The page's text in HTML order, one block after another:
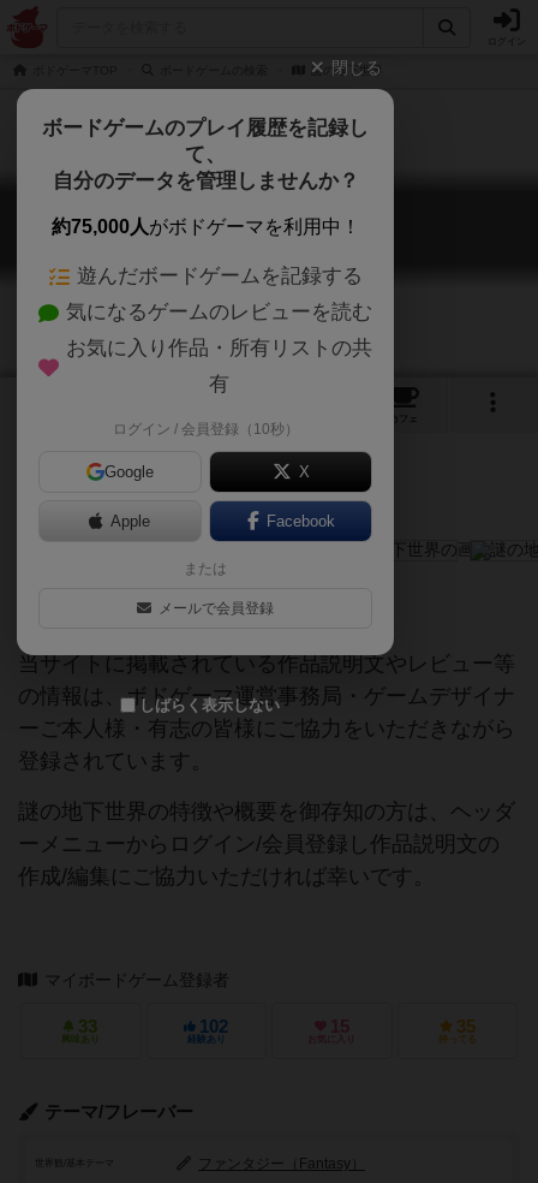
謎の地下世界
謎の地下世界
Tajemnicze podziemia
カフェ
ご協力ください
当サイトに掲載されている作品説明文やレビュー等
の情報は、ボドゲーマ運営事務局・ゲームデザイナ
ーご本人様・有志の皆様にご協力をいただきながら
登録されています。
謎の地下世界の特徴や概要を御存知の方は、ヘッダ
ーメニューからログイン/会員登録し作品説明文の
作成/編集にご協力いただければ幸いです。
マイボードゲーム登録者
33
興味あり
102
経験あり
15
お気に入り
35
持ってる
テーマ/フレーバー
世界観/基本テーマ ファンタジー（Fantasy）
閉じる
ボードゲームのプレイ履歴を記録し
て、
自分のデータを管理しませんか？
約75,000人がボドゲーマを利用中！
遊んだボードゲームを記録する
気になるゲームのレビューを読む
お気に入り作品・所有リストの共
有
ログイン / 会員登録（10秒）
Google X
Apple Facebook
または
メールで会員登録
しばらく表示しない